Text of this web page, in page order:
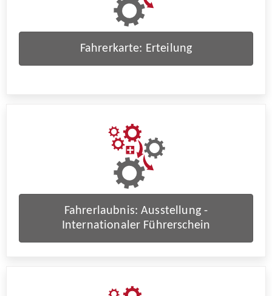
Fahrerkarte: Erteilung
Fahrerlaubnis: Ausstellung -
Internationaler Führerschein